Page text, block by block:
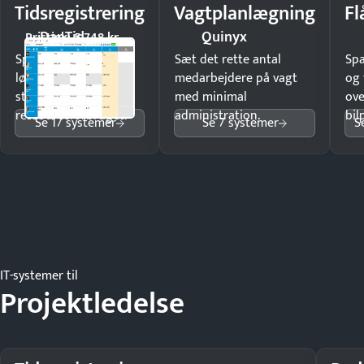
Tidsregistrering
DanTid
Pristjek: 5.748 kr
Spar tid på
lønberegning og få
styr på
ressourceforbruget.
Se 17 systemer
Vagtplanlægning
Quinyx
Sæt det rette antal
medarbejdere på vagt
med minimal
administration.
Se 7 systemer
og
IT-systemer til
Projektledelse